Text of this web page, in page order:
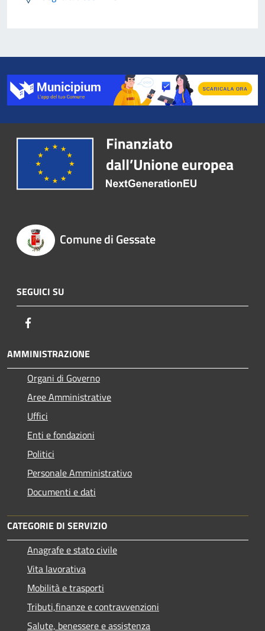
Comune di Gessate
SEGUICI SU
AMMINISTRAZIONE
Organi di Governo
Aree Amministrative
Uffici
Enti e fondazioni
Politici
Personale Amministrativo
Documenti e dati
CATEGORIE DI SERVIZIO
Anagrafe e stato civile
Vita lavorativa
Mobilità e trasporti
Tributi,finanze e contravvenzioni
Salute, benessere e assistenza